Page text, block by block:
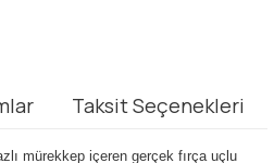
Taksit Seçenekleri
mürekkep içeren gerçek fırça uçlu